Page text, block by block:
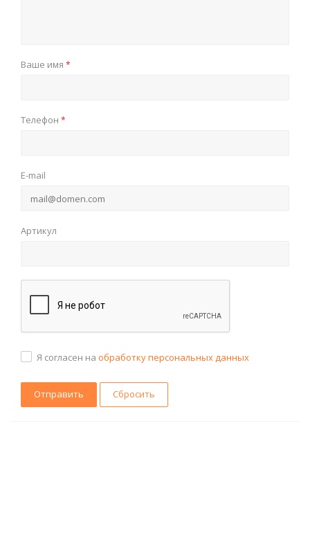
Ваше имя *
Телефон *
E-mail
Артикул
Я согласен на обработку персональных данных
Сбросить